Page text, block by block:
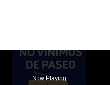
Now Playing